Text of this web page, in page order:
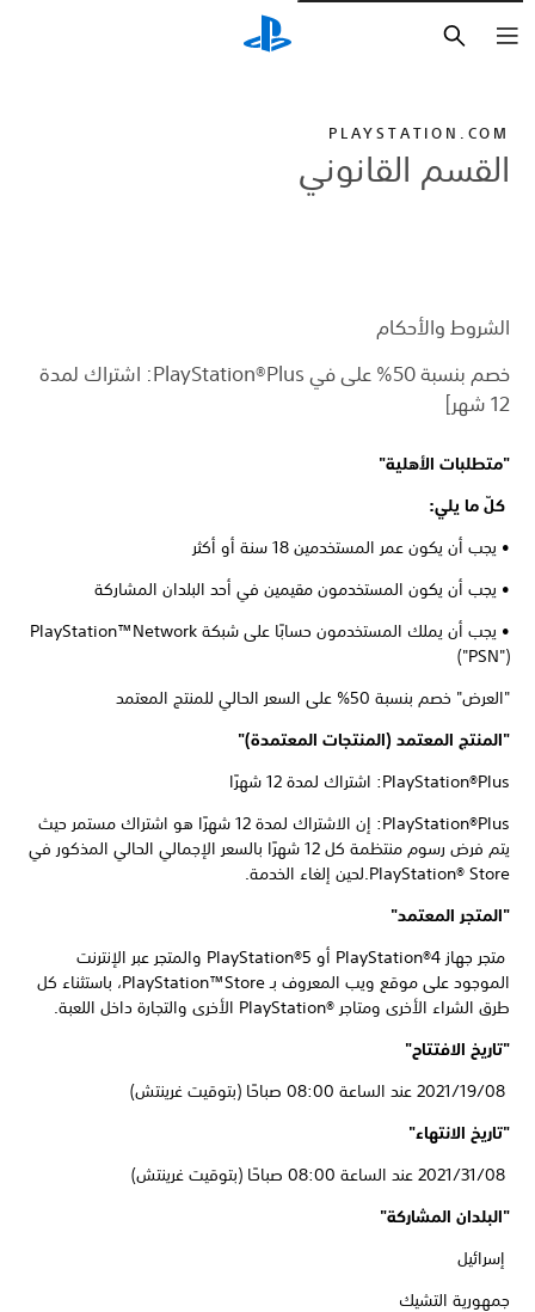
PLAYSTATION.COM
القسم القانوني
الشروط والأحكام
خصم بنسبة 50% على في PlayStation®Plus: اشتراك لمدة
12 شهر]
"متطلبات الأهلية"
كلّ ما يلي:
• يجب أن يكون عمر المستخدمين 18 سنة أو أكثر
• يجب أن يكون المستخدمون مقيمين في أحد البلدان المشاركة
• يجب أن يملك المستخدمون حسابًا على شبكة PlayStation™Network
‏("PSN")
"العرض" خصم بنسبة 50% على السعر الحالي للمنتج المعتمد
"المنتج المعتمد (المنتجات المعتمدة)"
PlayStation®Plus: اشتراك لمدة 12 شهرًا
PlayStation®Plus: إن الاشتراك لمدة 12 شهرًا هو اشتراك مستمر حيث
يتم فرض رسوم منتظمة كل 12 شهرًا بالسعر الإجمالي الحالي المذكور في
PlayStation® Store.لحين إلغاء الخدمة.
"المتجر المعتمد"
متجر جهاز PlayStation®4 أو PlayStation®5 والمتجر عبر الإنترنت
الموجود على موقع ويب المعروف بـ PlayStation™Store، باستثناء كل
طرق الشراء الأخرى ومتاجر PlayStation®‎ الأخرى والتجارة داخل اللعبة.
"تاريخ الافتتاح"
"تاريخ الانتهاء"
"البلدان المشاركة"
إسرائيل
جمهورية التشيك